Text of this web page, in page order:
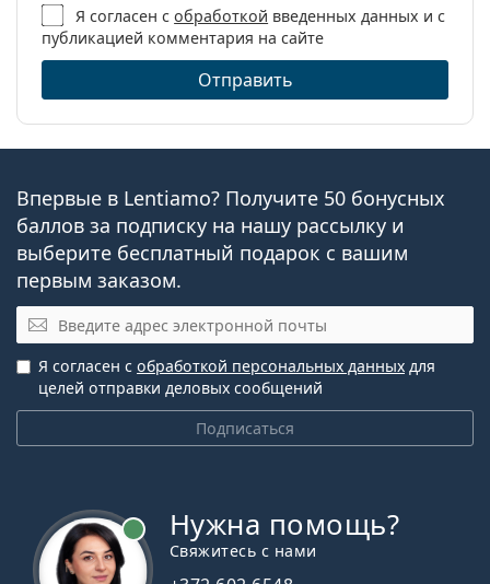
В чем разница между упаковками Proclear 1
day по 30, 90 и 180 штук?
Другие контактные линзы
CooperVision
Avaira Vitality
Biofinity
Clarity 1 day
MyDay daily disposable
Proclear Compatibles Sphere
Статьи по теме из нашего блога
Привыкание к контактным линзам: сколько
времени это занимает?
Как ухаживать за контактными линзами
Категория:
Ежедневные
контактные линзы
Контактные линзы
Сферические и
асферические линзы
Я согласен собработкой введенных данных и с
публикацией комментария на сайте
Отправить
Впервые в Lentiamo? Получите 50 бонусных
баллов за подписку на нашу рассылку и
выберите бесплатный подарок с вашим
первым заказом.
Электронная почта
Подписаться
Я согласен с обработкой персональных данных для
целей отправки деловых сообщений
Нужна помощь?
Свяжитесь с нами